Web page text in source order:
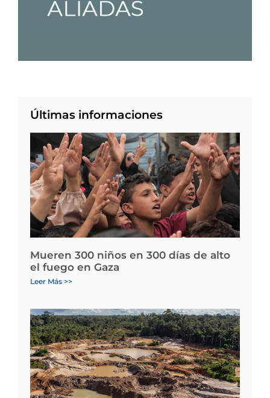
Últimas informaciones
Mueren 300 niños en 300 días de alto
el fuego en Gaza
Leer Más >>